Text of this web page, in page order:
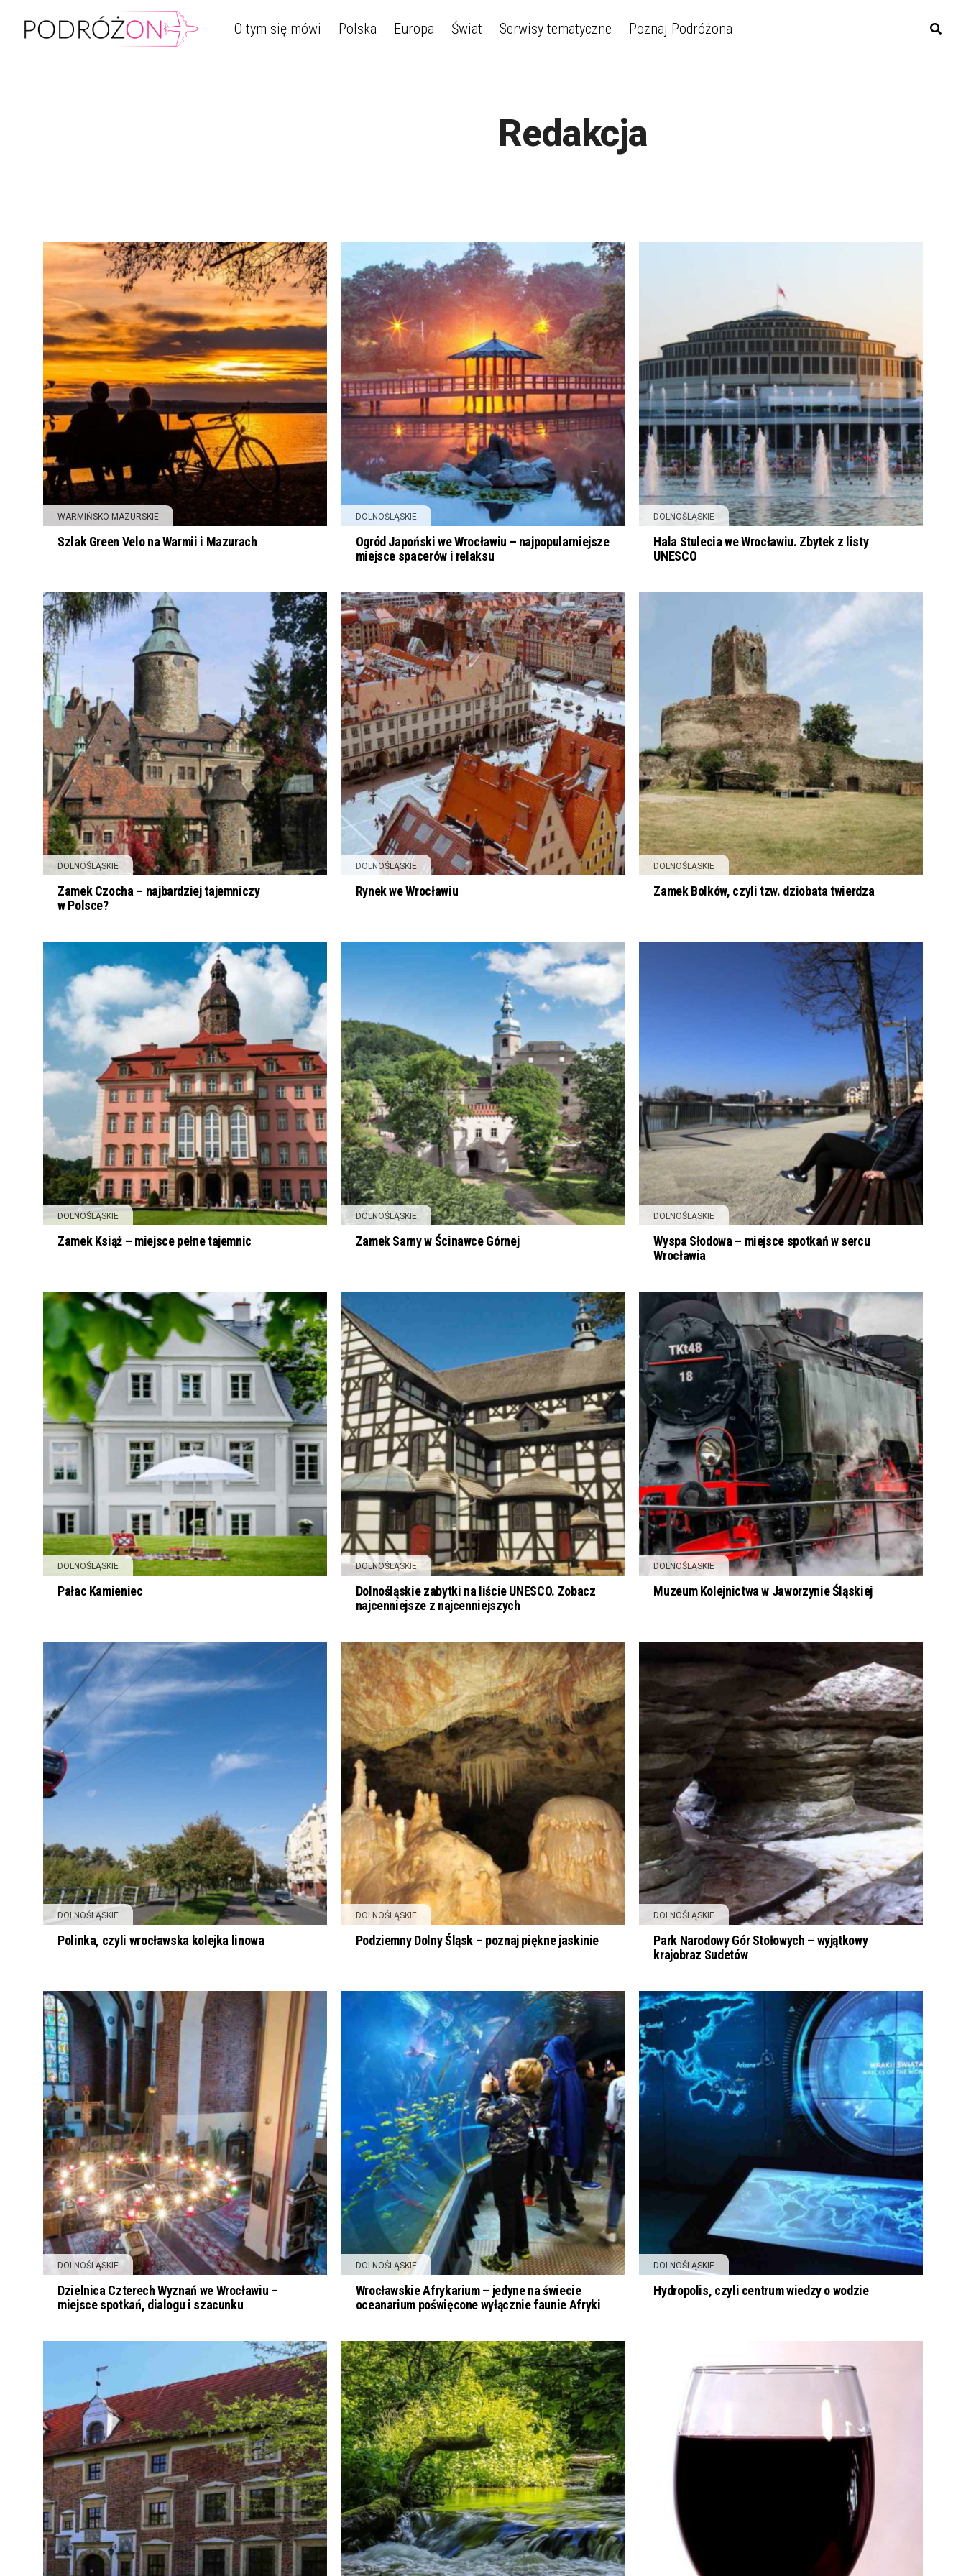
O tym się mówi Polska Europa Świat Serwisy tematyczne Poznaj Podróżona
Redakcja
WARMIŃSKO-MAZURSKIE
Szlak Green Velo na Warmii i Mazurach
DOLNOŚLĄSKIE
Ogród Japoński we Wrocławiu – najpopularniejsze
miejsce spacerów i relaksu
DOLNOŚLĄSKIE
Hala Stulecia we Wrocławiu. Zbytek z listy
UNESCO
DOLNOŚLĄSKIE
Zamek Czocha – najbardziej tajemniczy
w Polsce?
DOLNOŚLĄSKIE
Rynek we Wrocławiu
DOLNOŚLĄSKIE
Zamek Bolków, czyli tzw. dziobata twierdza
DOLNOŚLĄSKIE
Zamek Książ – miejsce pełne tajemnic
DOLNOŚLĄSKIE
Zamek Sarny w Ścinawce Górnej
DOLNOŚLĄSKIE
Wyspa Słodowa – miejsce spotkań w sercu
Wrocławia
DOLNOŚLĄSKIE
Pałac Kamieniec
DOLNOŚLĄSKIE
Dolnośląskie zabytki na liście UNESCO. Zobacz
najcenniejsze z najcenniejszych
DOLNOŚLĄSKIE
Muzeum Kolejnictwa w Jaworzynie Śląskiej
DOLNOŚLĄSKIE
Polinka, czyli wrocławska kolejka linowa
DOLNOŚLĄSKIE
Podziemny Dolny Śląsk – poznaj piękne jaskinie
DOLNOŚLĄSKIE
Park Narodowy Gór Stołowych – wyjątkowy
krajobraz Sudetów
DOLNOŚLĄSKIE
Dzielnica Czterech Wyznań we Wrocławiu –
miejsce spotkań, dialogu i szacunku
DOLNOŚLĄSKIE
Wrocławskie Afrykarium – jedyne na świecie
oceanarium poświęcone wyłącznie faunie Afryki
DOLNOŚLĄSKIE
Hydropolis, czyli centrum wiedzy o wodzie